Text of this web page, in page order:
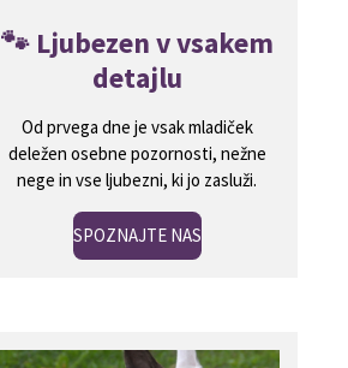
🐾 Ljubezen v vsakem
detajlu
Od prvega dne je vsak mladiček
deležen osebne pozornosti, nežne
nege in vse ljubezni, ki jo zasluži.
SPOZNAJTE NAS